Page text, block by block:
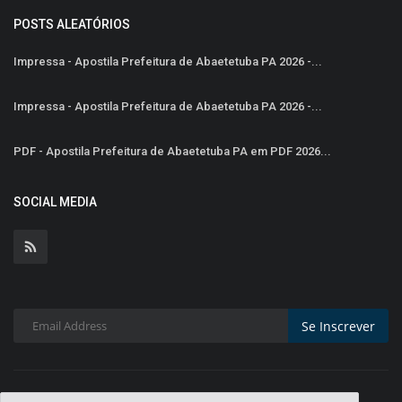
POSTS ALEATÓRIOS
Impressa - Apostila Prefeitura de Abaetetuba PA 2026 -...
Impressa - Apostila Prefeitura de Abaetetuba PA 2026 -...
PDF - Apostila Prefeitura de Abaetetuba PA em PDF 2026...
SOCIAL MEDIA
Se Inscrever